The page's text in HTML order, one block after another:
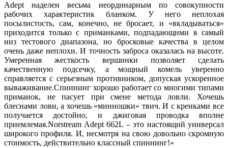
Adept наделен весьма неординарным по совокупности
рабочих характеристик бланком. У него неплохая
посылистость, сам, конечно, не бросает, и «вкладываться»
приходится только с приманками, подпадающими в самый
низ тестового диапазона, но бросковые качества в целом
очень даже неплохи. И точность заброса оказалась на высоте.
Умеренная жесткость вершинки позволяет сделать
качественную подсечку, а мощный комель уверенно
справляется с серьезным противником, допуская ускоренное
вываживание.Спиннинг хорошо работает со многими типами
приманок, не пасует при смене метода ловли. Хочешь
блеснами лови, а хочешь «минношки» твич. И с кренками все
получается достойно, и джиговая проводка вполне
приемлемая.Norstream Adept 662L – это настоящий универсал
широкого профиля. И, несмотря на свою довольно скромную
стоимость, действительно классный спиннинг!»